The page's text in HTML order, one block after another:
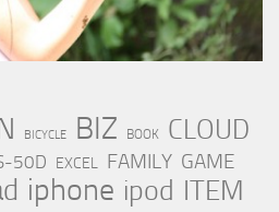
BICYCLE BIZ BOOK CLOUD
50D EXCEL FAMILY GAME
iphone ipod ITEM